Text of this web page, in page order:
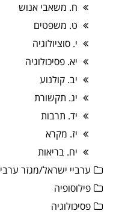
ח. משאבי אנוש
ט. משפטים
י. סוציולוגיה
יא. פסיכולוגיה
יב. קולנוע
יג. תקשורת
יד. תרבות
יז. מקרא
יח. בריאות
ערביי ישראל/מגזר ערבי
פילוסופיה
פסיכולוגיה